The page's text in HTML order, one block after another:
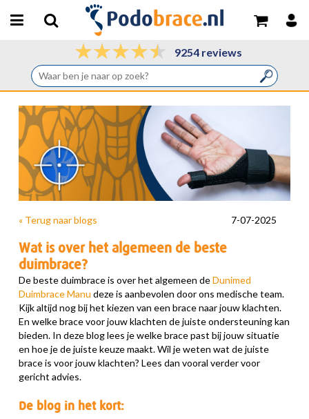
9254 reviews
« Terug naar blogs 7-07-2025
Wat is over het algemeen de beste
duimbrace?
De beste duimbrace is over het algemeen deDunimed
Duimbrace Manu deze is aanbevolen door ons medische team.
Kijk altijd nog bij het kiezen van een brace naar jouw klachten.
En welke brace voor jouw klachten de juiste ondersteuning kan
bieden. In deze blog lees je welke brace past bij jouw situatie
en hoe je de juiste keuze maakt. Wil je weten wat de juiste
brace is voor jouw klachten? Lees dan vooral verder voor
gericht advies.
De blog in het kort: